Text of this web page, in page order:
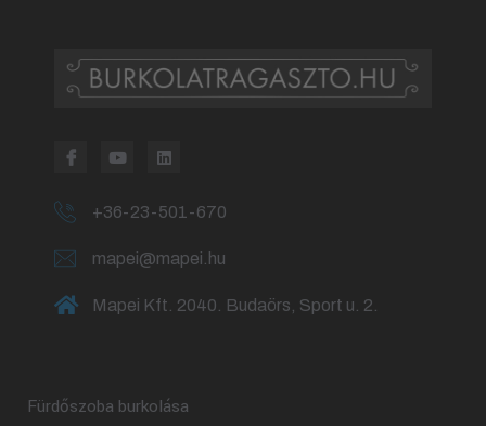
+36-23-501-670
mapei@mapei.hu
Mapei Kft. 2040. Budaörs, Sport u. 2.
Fürdőszoba burkolása